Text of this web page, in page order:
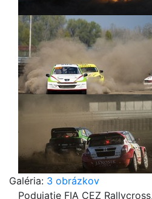
Galéria: 3 obrázkov
Podujatie FIA CEZ